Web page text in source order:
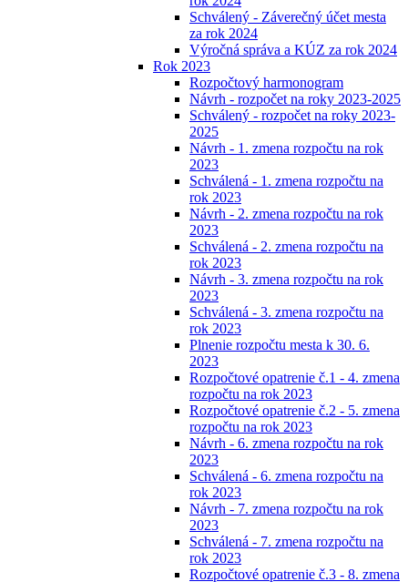
Schválený - Záverečný účet mesta
za rok 2024
Výročná správa a KÚZ za rok 2024
Rok 2023
Rozpočtový harmonogram
Návrh - rozpočet na roky 2023-2025
Schválený - rozpočet na roky 2023-
2025
Návrh - 1. zmena rozpočtu na rok
2023
Schválená - 1. zmena rozpočtu na
rok 2023
Návrh - 2. zmena rozpočtu na rok
2023
Schválená - 2. zmena rozpočtu na
rok 2023
Návrh - 3. zmena rozpočtu na rok
2023
Schválená - 3. zmena rozpočtu na
rok 2023
Plnenie rozpočtu mesta k 30. 6.
2023
Rozpočtové opatrenie č.1 - 4. zmena
rozpočtu na rok 2023
Rozpočtové opatrenie č.2 - 5. zmena
rozpočtu na rok 2023
Návrh - 6. zmena rozpočtu na rok
2023
Schválená - 6. zmena rozpočtu na
rok 2023
Návrh - 7. zmena rozpočtu na rok
2023
Schválená - 7. zmena rozpočtu na
rok 2023
Rozpočtové opatrenie č.3 - 8. zmena